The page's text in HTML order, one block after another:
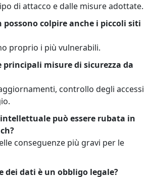
di attacco e dalle misure adottate.
possono colpire anche i piccoli siti
proprio i più vulnerabili.
principali misure di sicurezza da
controllo degli accessi
può essere rubata in
conseguenze più gravi per le
dei dati è un obbligo legale?